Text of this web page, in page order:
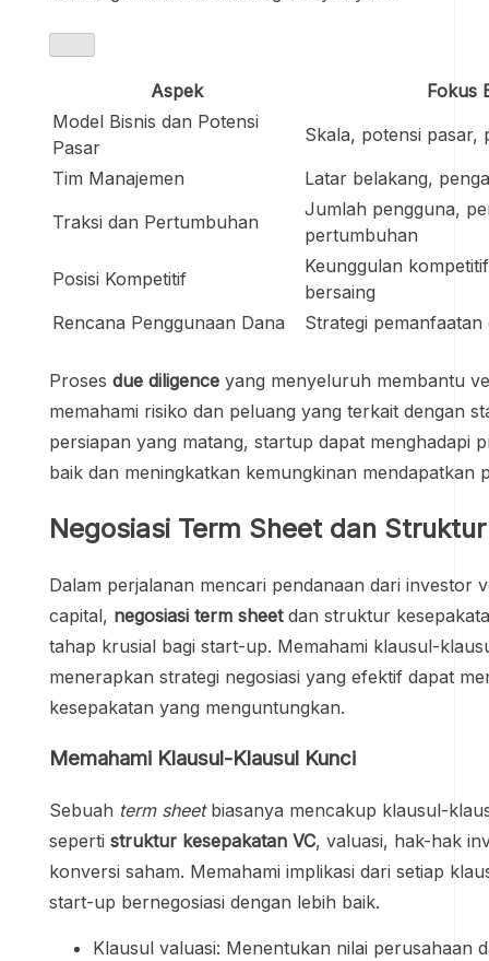
Aspek
Fokus
Model Bisnis dan Potensi
Pasar
Skala, potensi pasar,
Tim Manajemen
Latar belakang,
Traksi dan Pertumbuhan
Jumlah pengguna,
pertumbuhan
Posisi Kompetitif
Keunggulan
bersaing
Rencana Penggunaan Dana
Strategi pemanfaatan
Proses due diligence yang menyeluruh membantu
memahami risiko dan peluang yang terkait dengan
persiapan yang matang, startup dapat menghadapi
baik dan meningkatkan kemungkinan mendapatkan
Negosiasi Term Sheet dan
Dalam perjalanan mencari pendanaan dari investor
capital, negosiasi term sheetdan struktur
tahap krusial bagi start-up. Memahami klausul-
menerapkan strategi negosiasi yang efektif dapat
kesepakatan yang menguntungkan.
Memahami Klausul-Klausul Kunci
Sebuah term sheetbiasanya mencakup klausul-
seperti struktur kesepakatan VC, valuasi, hak-hak
konversi saham. Memahami implikasi dari setiap
start-up bernegosiasi dengan lebih baik.
Klausul valuasi: Menentukan nilai perusahaan